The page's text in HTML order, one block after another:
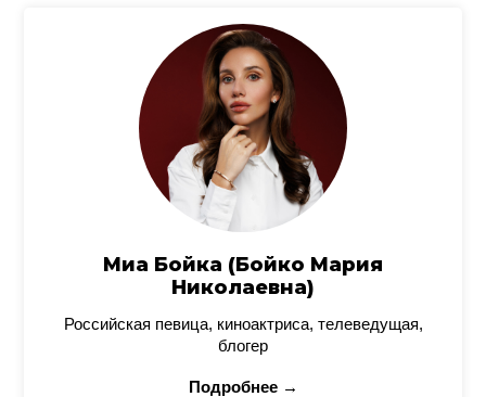
Миа Бойка (Бойко Мария
Николаевна)
Российская певица, киноактриса, телеведущая,
блогер
Подробнее →